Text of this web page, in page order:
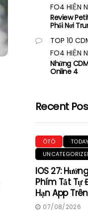
FO4 HIỆN
Review
Phổi Nơi
TOP 10
FO4 HIỆN
Những
Online 4
Recent
ÔTÔ
IOS 27:
Phím Tắt Tự
Hạn App
07/08/2026